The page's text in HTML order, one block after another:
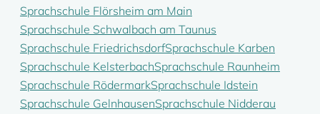
Sprachschule Flörsheim am Main
Sprachschule Schwalbach am Taunus
Sprachschule FriedrichsdorfSprachschule Karben
Sprachschule KelsterbachSprachschule Raunheim
Sprachschule RödermarkSprachschule Idstein
Sprachschule GelnhausenSprachschule Nidderau